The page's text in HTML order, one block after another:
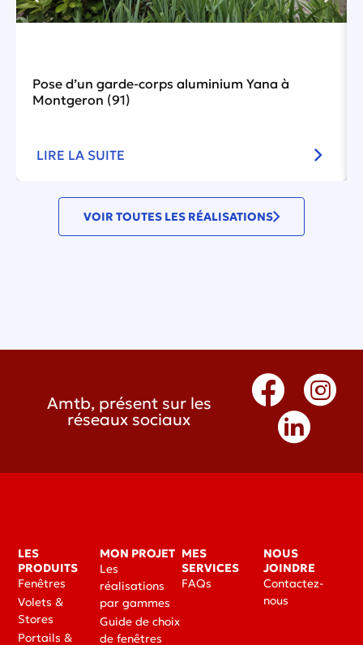
Pose d’un garde-corps aluminium Yana à
Montgeron (91)
LIRE LA SUITE
VOIR TOUTES LES RÉALISATIONS
Amtb, présent sur les
réseaux sociaux
LES
PRODUITS
Fenêtres
Volets &
Stores
Portails &
MON PROJET
Les
réalisations
par gammes
Guide de choix
de fenêtres
MES
SERVICES
FAQs
NOUS
JOINDRE
Contactez-
nous